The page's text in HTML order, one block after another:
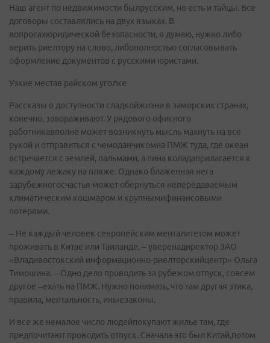
Наш агент по недвижимости былрусским, но есть и тайцы. Все
договоры составлялись на двух языках. В
вопросахюридической безопасности, я думаю, нужно либо
верить риелтору на слово, либополностью согласовывать
оформление документов с русскими юристами.
Узкие местав райском уголке
Рассказы о доступности сладкойжизни в заморских странах,
конечно, завораживают. У рядового офисного
работникавполне может возникнуть мысль махнуть на все
рукой и отправиться с чемоданчикомна ПМЖ туда, где океан
встречается с землей, пальмами, а пина коладаприлагается к
каждому лежаку на пляже. Однако блаженная нега
зарубежногосчастья может обернуться непередаваемым
климатическим кошмаром и крупнымифинансовыми
потерями.
– Не каждый человек севропейским менталитетом может
проживать в Китае или Таиланде, – уверенадиректор ЗАО
«Владивостокский информационно-риелторскийцентр» Ольга
Тимошина. – Одно дело проводить за рубежом отпуск, совсем
другое –ехать на ПМЖ. Нужно понимать, что там другая этика,
правила, ментальность, иныезаконы.
И все же немалое число людейпокупают жилье там, где
предпочитают проводить отпуск. Сначала это был Китай,потом